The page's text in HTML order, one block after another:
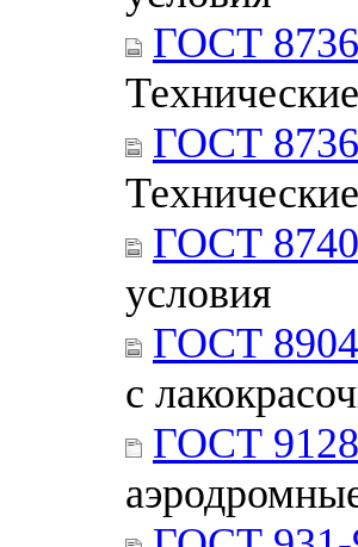
ГОСТ
ГОСТ
ГОСТ
условия
ГОСТ
с
ГОСТ